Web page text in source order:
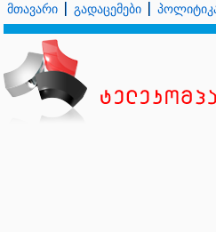
მთავარი გადაცემები